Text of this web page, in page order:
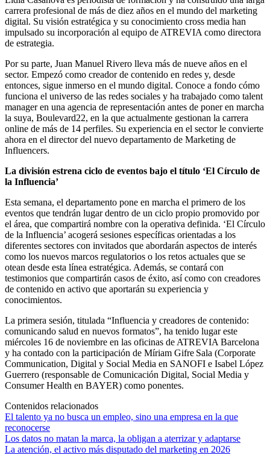
carrera profesional de más de diez años en el mundo del marketing
digital. Su visión estratégica y su conocimiento cross media han
impulsado su incorporación al equipo de ATREVIA como directora
de estrategia.
Por su parte, Juan Manuel Rivero lleva más de nueve años en el
sector. Empezó como creador de contenido en redes y, desde
entonces, sigue inmerso en el mundo digital. Conoce a fondo cómo
funciona el universo de las redes sociales y ha trabajado como talent
manager en una agencia de representación antes de poner en marcha
la suya, Boulevard22, en la que actualmente gestionan la carrera
online de más de 14 perfiles. Su experiencia en el sector le convierte
ahora en el director del nuevo departamento de Marketing de
Influencers.
La división estrena ciclo de eventos bajo el título ‘El Círculo de
la Influencia’
Esta semana, el departamento pone en marcha el primero de los
eventos que tendrán lugar dentro de un ciclo propio promovido por
el área, que compartirá nombre con la operativa definida. ‘El Círculo
de la Influencia’ acogerá sesiones específicas orientadas a los
diferentes sectores con invitados que abordarán aspectos de interés
como los nuevos marcos regulatorios o los retos actuales que se
otean desde esta línea estratégica. Además, se contará con
testimonios que compartirán casos de éxito, así como con creadores
de contenido en activo que aportarán su experiencia y
conocimientos.
La primera sesión, titulada “Influencia y creadores de contenido:
comunicando salud en nuevos formatos”, ha tenido lugar este
miércoles 16 de noviembre en las oficinas de ATREVIA Barcelona
y ha contado con la participación de Míriam Gifre Sala (Corporate
Communication, Digital y Social Media en SANOFI e Isabel López
Guerrero (responsable de Comunicación Digital, Social Media y
Consumer Health en BAYER) como ponentes.
Contenidos relacionados
El talento ya no busca un empleo, sino una empresa en la que
reconocerse
Los datos no matan la marca, la obligan a aterrizar y adaptarse
La atención, el activo más disputado del marketing en 2026